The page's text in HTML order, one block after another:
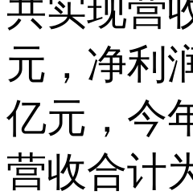
共实现营
元，净利
亿元，今
营收合计